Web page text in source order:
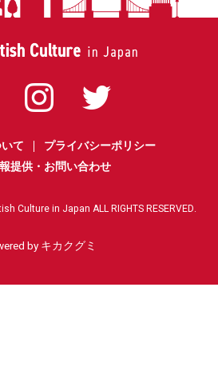
て
プライバシーポリシー
提供・お問い合わせ
Culture in Japan ALL RIGHTS RESERVED.
by キカクグミ